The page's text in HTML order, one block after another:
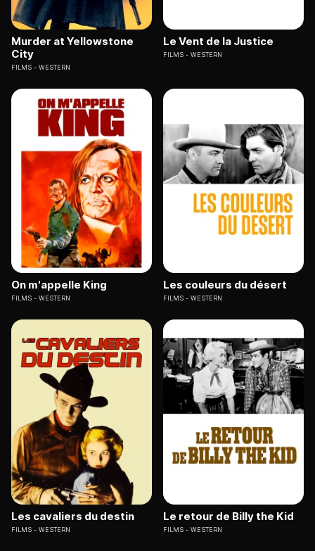
Murder at Yellowstone
City
FILMS WESTERN
Le Vent de la Justice
FILMS WESTERN
On m'appelle King
FILMS WESTERN
Les couleurs du désert
FILMS WESTERN
Les cavaliers du destin
FILMS WESTERN
Le retour de Billy the Kid
FILMS WESTERN